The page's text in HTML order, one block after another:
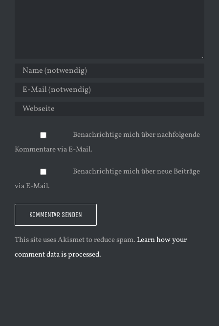
Benachrichtige mich über nachfolgende
Kommentare via E-Mail.
Benachrichtige mich über neue Beiträge
via E-Mail.
This site uses Akismet to reduce spam. Learn how your
comment data is processed.